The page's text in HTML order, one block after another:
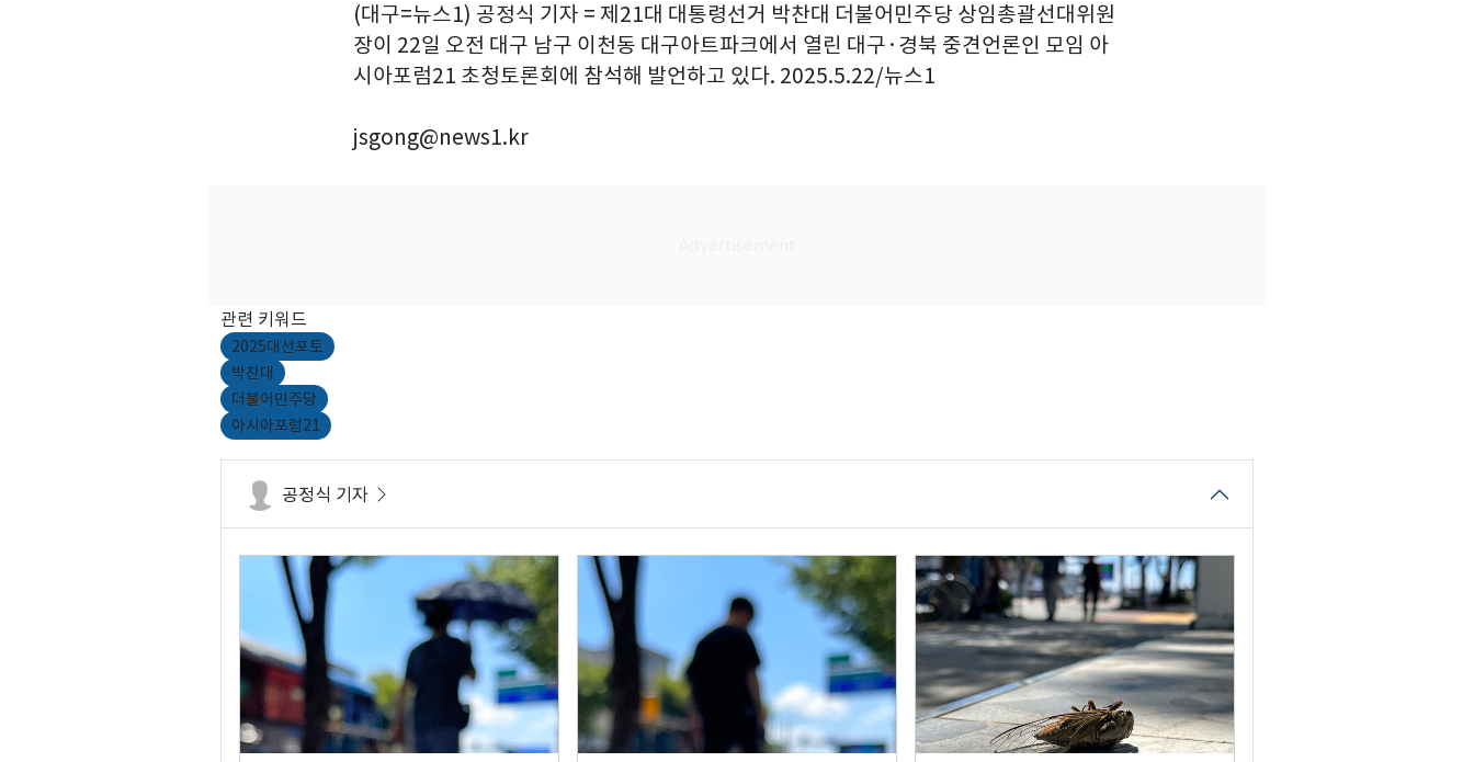
(대구=뉴스1) 공정식 기자 = 제21대 대통령선거 박찬대 더불어민주당 상임총괄선대위원
장이 22일 오전 대구 남구 이천동 대구아트파크에서 열린 대구·경북 중견언론인 모임 아
시아포럼21 초청토론회에 참석해 발언하고 있다. 2025.5.22/뉴스1
jsgong@news1.kr
관련 키워드
2025대선포토
박찬대
더불어민주당
아시아포럼21
공정식 기자